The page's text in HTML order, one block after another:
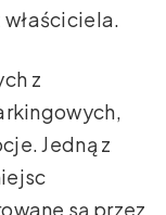
z
Jedną z
są przez